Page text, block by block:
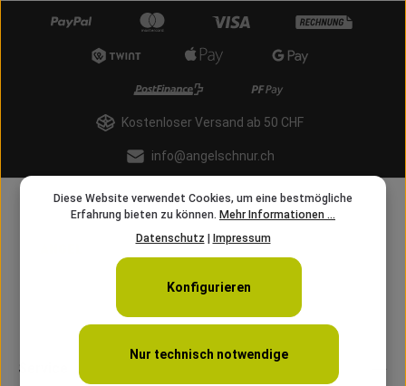
Kostenloser Versand ab 50 CHF
info@angelschnur.ch
Service
Diese Website verwendet Cookies, um eine bestmögliche
Erfahrung bieten zu können. Mehr Informationen ...
Datenschutz | Impressum
Nur technisch notwendige
Konfigurieren